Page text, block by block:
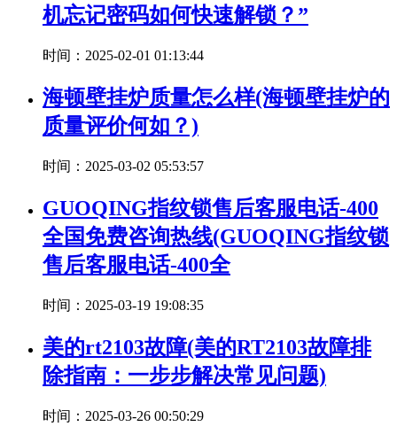
机忘记密码如何快速解锁？”
时间：2025-02-01 01:13:44
海顿壁挂炉质量怎么样(海顿壁挂炉的
质量评价何如？)
时间：2025-03-02 05:53:57
GUOQING指纹锁售后客服电话-400
全国免费咨询热线(GUOQING指纹锁
售后客服电话-400全
时间：2025-03-19 19:08:35
美的rt2103故障(美的RT2103故障排
除指南：一步步解决常见问题)
时间：2025-03-26 00:50:29